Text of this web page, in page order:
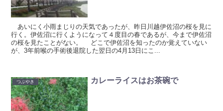
あいにく小雨まじりの天気であったが、昨日川越伊佐沼の桜を見に
行く。伊佐沼に行くようになって４度目の春であるが、今まで伊佐沼
の桜を見たことがない。 どこで伊佐沼を知ったのか覚えていない
が、3年前喉の手術後退院した翌日の4月13日にこ...
つぶやき カレーライスはお茶碗で